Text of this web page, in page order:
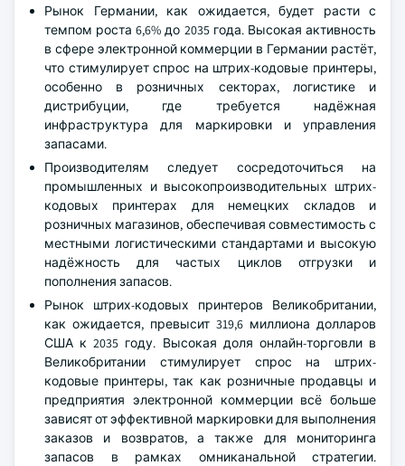
Рынок Германии, как ожидается, будет расти с
темпом роста 6,6% до 2035 года. Высокая активность
в сфере электронной коммерции в Германии растёт,
что стимулирует спрос на штрих-кодовые принтеры,
особенно в розничных секторах, логистике и
дистрибуции, где требуется надёжная
инфраструктура для маркировки и управления
запасами.
Производителям следует сосредоточиться на
промышленных и высокопроизводительных штрих-
кодовых принтерах для немецких складов и
розничных магазинов, обеспечивая совместимость с
местными логистическими стандартами и высокую
надёжность для частых циклов отгрузки и
пополнения запасов.
Рынок штрих-кодовых принтеров Великобритании,
как ожидается, превысит 319,6 миллиона долларов
США к 2035 году. Высокая доля онлайн-торговли в
Великобритании стимулирует спрос на штрих-
кодовые принтеры, так как розничные продавцы и
предприятия электронной коммерции всё больше
зависят от эффективной маркировки для выполнения
заказов и возвратов, а также для мониторинга
запасов в рамках омниканальной стратегии.